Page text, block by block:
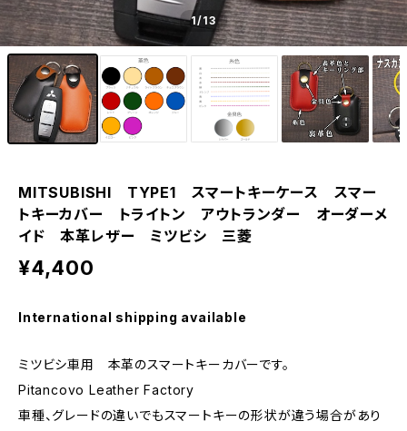
1/13
MITSUBISHI TYPE1 スマートキーケース スマー
トキーカバー トライトン アウトランダー オーダーメ
イド 本革レザー ミツビシ 三菱
¥4,400
International shipping available
ミツビシ車用 本革のスマートキーカバーです。
Pitancovo Leather Factory
車種、グレードの違いでもスマートキーの形状が違う場合があり